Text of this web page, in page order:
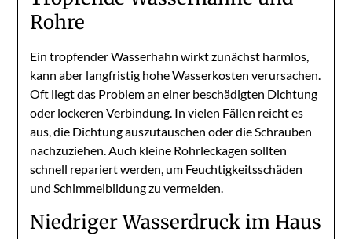
Rohre
Ein tropfender Wasserhahn wirkt zunächst harmlos,
kann aber langfristig hohe Wasserkosten verursachen.
Oft liegt das Problem an einer beschädigten Dichtung
oder lockeren Verbindung. In vielen Fällen reicht es
aus, die Dichtung auszutauschen oder die Schrauben
nachzuziehen. Auch kleine Rohrleckagen sollten
schnell repariert werden, um Feuchtigkeitsschäden
und Schimmelbildung zu vermeiden.
Niedriger Wasserdruck im Haus